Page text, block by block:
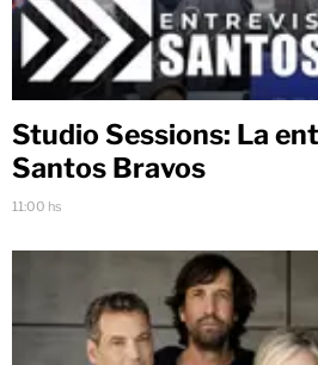
Studio Sessions: La
Santos Bravos
11:00 hs